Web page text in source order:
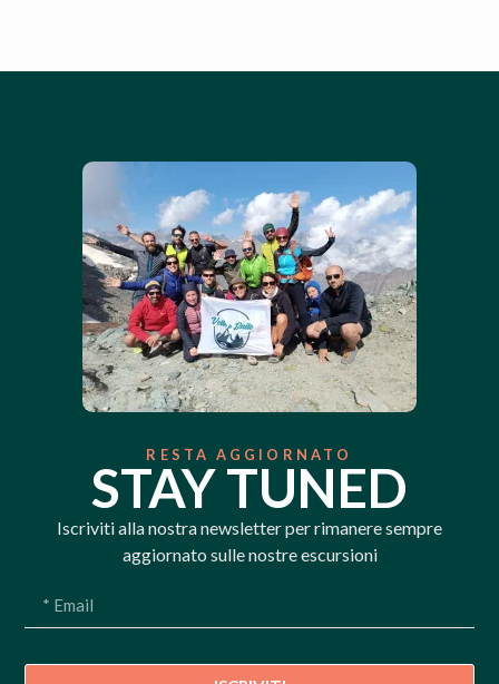
RESTA AGGIORNATO
STAY TUNED
Iscriviti alla nostra newsletter per rimanere sempre
aggiornato sulle nostre escursioni